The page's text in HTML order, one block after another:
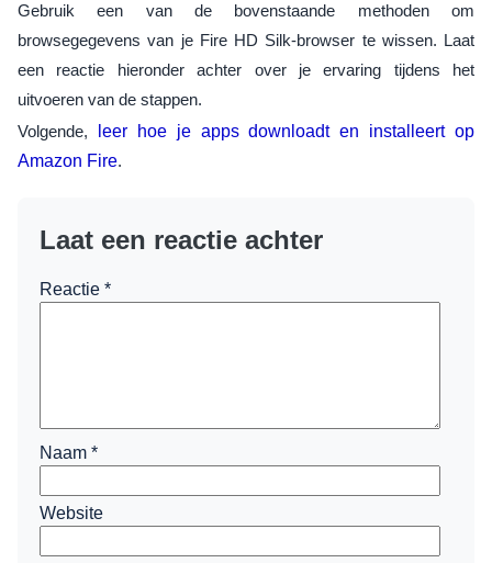
Gebruik een van de bovenstaande methoden om
browsegegevens van je Fire HD Silk-browser te wissen. Laat
een reactie hieronder achter over je ervaring tijdens het
uitvoeren van de stappen.
Volgende,
leer hoe je apps downloadt en installeert op
Amazon Fire.
Laat een reactie achter
Reactie *
Naam *
Website